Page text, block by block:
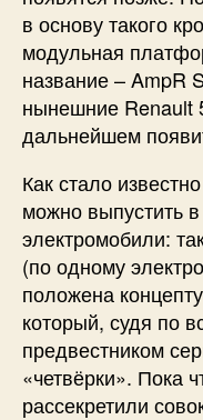
в основу такого
модульная
название – AmpR
нынешние Renault
дальнейшем
Как стало
можно выпустить
электромобили:
(по одному
положена
который, судя по
предвестником
«четвёрки». Пока
рассекретили